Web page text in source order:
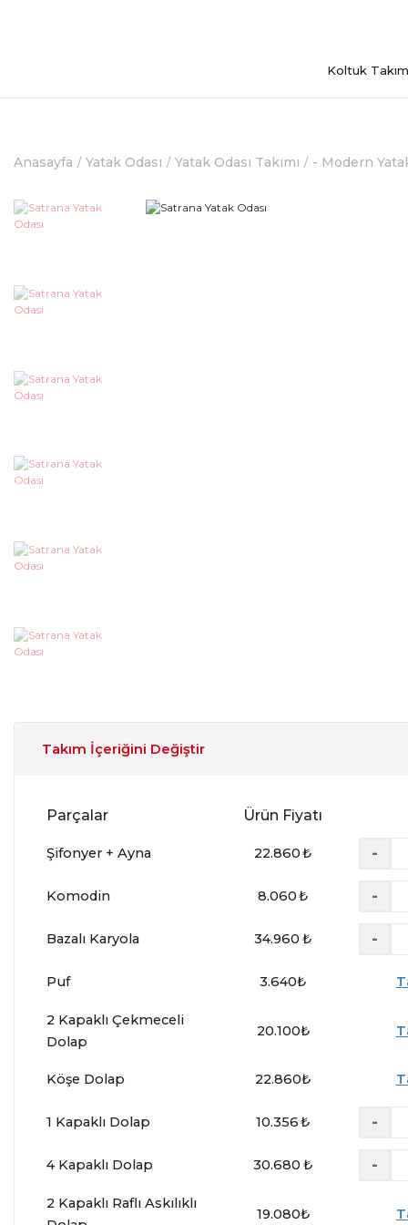
Koltuk
Anasayfa Yatak Odası Yatak Odası Takımı - Modern
Takım İçeriğini Değiştir
Parçalar Ürün Fiyatı
Şifonyer + Ayna 22.860₺ -
Komodin 8.060₺ -
Bazalı Karyola 34.960 ₺ -
Puf 3.640₺
2 Kapaklı Çekmeceli
Dolap
20.100₺
Köşe Dolap 22.860₺
1 Kapaklı Dolap 10.356₺ -
4 Kapaklı Dolap 30.680 ₺ -
2 Kapaklı Raflı Askılıklı
19.080₺